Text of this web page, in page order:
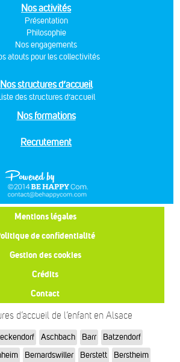
Nos activités
Présentation
Philosophie
Nos engagements
atouts pour les collectivités
Nos structures d’accueil
des structures d’accueil
Nos formations
Recrutement
Mentions légales
de confidentialité
Gestion des cookies
Crédits
Contact
d’accueil de l’enfant en Alsace
Aschbach Barr
Batzendorf
Bernardswiller Berstett
Berstheim